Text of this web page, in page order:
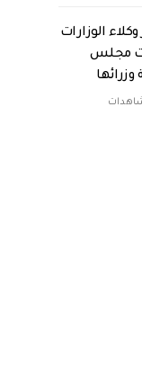
الوزارات
مجلس